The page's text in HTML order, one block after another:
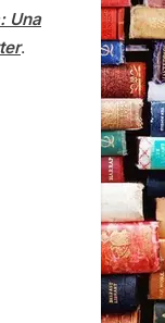
Una
.